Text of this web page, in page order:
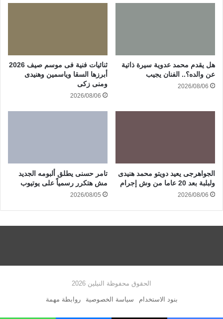
هل يقدم محمد عدوية سيرة ذاتية
عن والده؟.. الفنان يجيب
2026/08/06
ثنائيات فنية فى موسم صيف 2026
أبرزها السقا وياسمين وهنيدى
ومنى زكى
2026/08/06
الجواهرجى يعيد دويتو محمد هنيدى
ولبلبة بعد 20 عاما من وش إجرام
2026/08/06
تامر حسنى يطلق ألبومه الجديد
مش هتكرر رسمياً على يوتيوب
2026/08/05
الحقوق محفوظة النيلين 2026
بنود الاستخدام سياسة الخصوصية روابطة مهمة